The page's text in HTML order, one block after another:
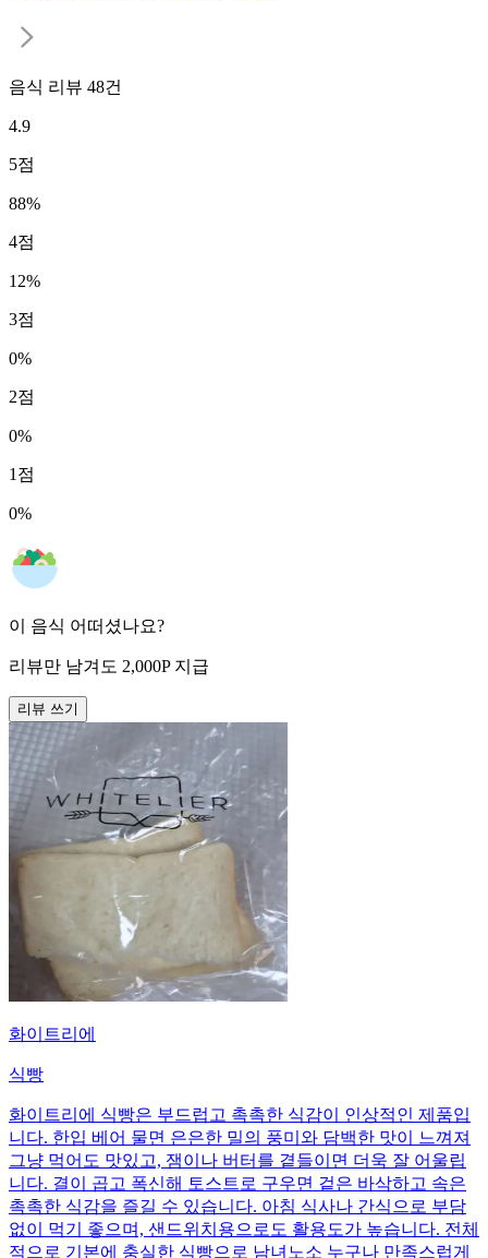
음식 리뷰 48건
4.9
5점
88%
4점
12%
3점
0%
2점
0%
1 점
0%
이 음식 어떠셨나요?
리뷰만 남겨도 2,000P 지급
리뷰 쓰기
화이트리에
식빵
화이트리에 식빵은 부드럽고 촉촉한 식감이 인상적인 제품입
니다. 한입 베어 물면 은은한 밀의 풍미와 담백한 맛이 느껴져
그냥 먹어도 맛있고, 잼이나 버터를 곁들이면 더욱 잘 어울립
니다. 결이 곱고 폭신해 토스트로 구우면 겉은 바삭하고 속은
촉촉한 식감을 즐길 수 있습니다. 아침 식사나 간식으로 부담
없이 먹기 좋으며, 샌드위치용으로도 활용도가 높습니다. 전체
적으로 기본에 충실한 식빵으로 남녀노소 누구나 만족스럽게